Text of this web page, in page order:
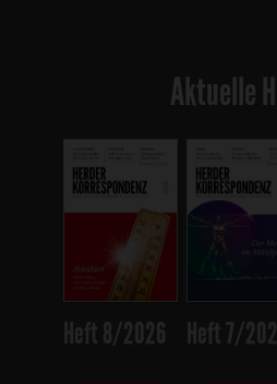
Aktuelle
Heft 8/2026 Heft 7/